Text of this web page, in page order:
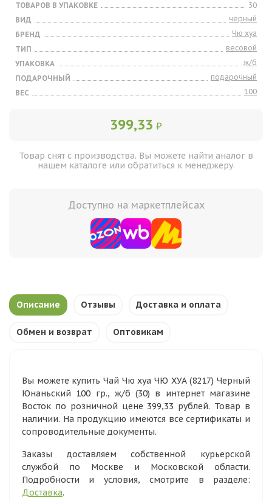
ТОВАРОВ В УПАКОВКЕ
30
ВИД
черный
БРЕНД
Чю хуа
ТИП
весовой
УПАКОВКА
ж/б
ПОДАРОЧНЫЙ
подарочный
ВЕС
100
399,33 ₽
Товар снят с производства. Вы можете найти аналог в
нашем каталоге или обратиться к менеджеру.
Доступно на маркетплейсах
Описание Отзывы Доставка и оплата
Обмен и возврат Оптовикам
Вы можете купить Чай Чю хуа ЧЮ ХУА (8217) Черный
Юнаньский 100 гр., ж/б (30) в интернет магазине
Восток по розничной цене 399,33 рублей. Товар в
наличии. На продукцию имеются все сертификаты и
сопроводительные документы.
Заказы доставляем собственной курьерской
службой по Москве и Московской области.
Подробности и условия, смотрите в разделе:
Доставка.